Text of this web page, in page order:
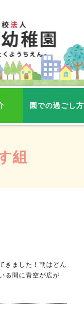
園での過ごし方
組
きました！朝はどん
る間に青空が広が